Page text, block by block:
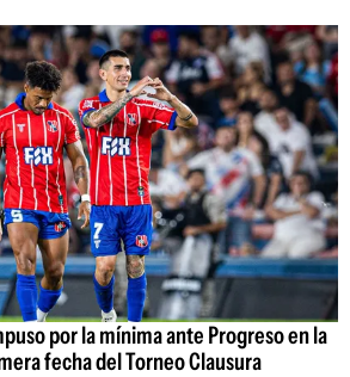
por la mínima ante Progreso en la
fecha del Torneo Clausura